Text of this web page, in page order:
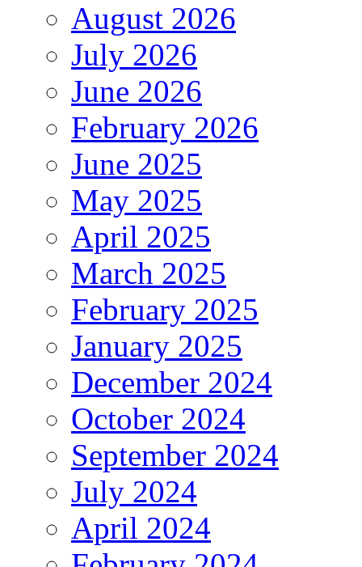
August 2026
July 2026
June 2026
February 2026
June 2025
May 2025
April 2025
March 2025
February 2025
January 2025
December 2024
October 2024
September 2024
July 2024
April 2024